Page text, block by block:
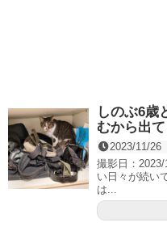
しのぶ6
むから出
2023/11/26
撮影日：
い日々が続い
は...